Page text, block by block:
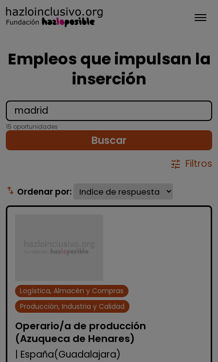
Empleos que impulsan la
inserción
15 oportunidades
Buscar
tune Filtros
swap_vert Ordenar por:
Logística, Almacén y Compras
Producción, Industria y Calidad
Operario/a de producción
(Azuqueca de Henares)
| España(Guadalajara)